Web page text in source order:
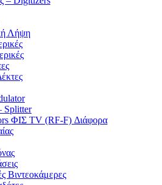
Λήψη
Splitter
ΦΙΣ TV (RF-F) Διάφορα
Βιντεοκάμερες